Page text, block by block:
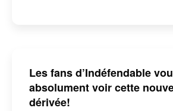
Les fans d’Indéfendable
absolument voir cette
dérivée!